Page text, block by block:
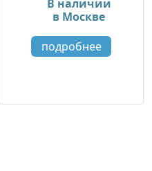
В наличии
в Москве
подробнее